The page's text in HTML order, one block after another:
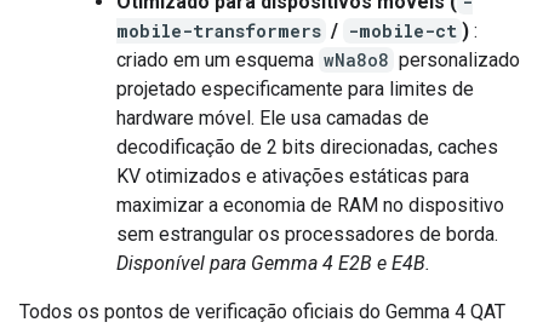
mobile-transformers / -mobile-ct ) :
criado em um esquema wNa8o8 personalizado
projetado especificamente para limites de
hardware móvel. Ele usa camadas de
decodificação de 2 bits direcionadas, caches
KV otimizados e ativações estáticas para
maximizar a economia de RAM no dispositivo
sem estrangular os processadores de borda.
Disponível para Gemma 4 E2B e E4B.
Todos os pontos de verificação oficiais do Gemma 4 QAT